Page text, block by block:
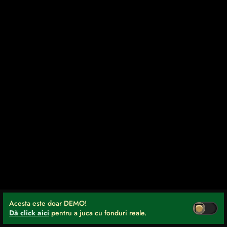
Acesta este doar DEMO!
Dă click aici pentru a juca cu fonduri reale.